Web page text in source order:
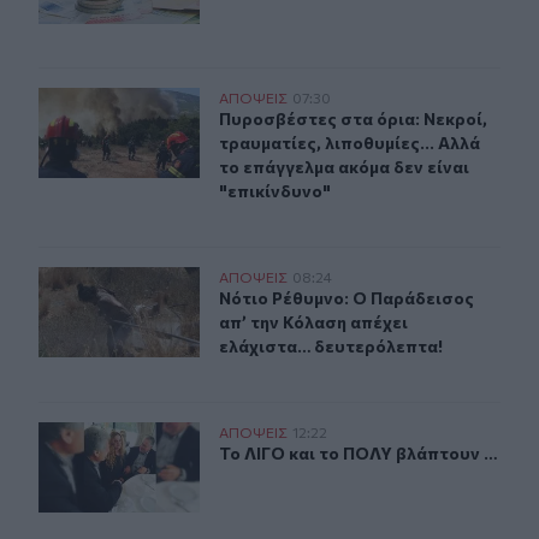
Πυροσβέστες στα όρια: Νεκροί, τραυματίες,
ΑΠΟΨΕΙΣ 07:30
Πυροσβέστες στα όρια: Νεκροί,
Πυροσβέστες στα όρια: Νεκροί,
τραυματίες, λιποθυμίες... Αλλά
το επάγγελμα ακόμα δεν είναι
"επικίνδυνο"
Νότιο Ρέθυμνο: Ο Παράδεισος απ’ την Κόλαση απέχει
ΑΠΟΨΕΙΣ 08:24
Νότιο Ρέθυμνο: Ο Παράδεισος απ’
Νότιο Ρέθυμνο: Ο Παράδεισος
απ’ την Κόλαση απέχει
ελάχιστα… δευτερόλεπτα!
Το ΛΙΓΟ και το ΠΟΛΥ βλάπτουν …
ΑΠΟΨΕΙΣ 12:22
Το ΛΙΓΟ και το ΠΟΛΥ βλάπτουν …
Το ΛΙΓΟ και το ΠΟΛΥ βλάπτουν …